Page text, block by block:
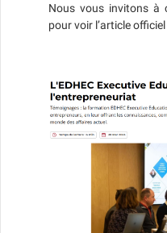
Nous vous invitons à
pour voir l’article